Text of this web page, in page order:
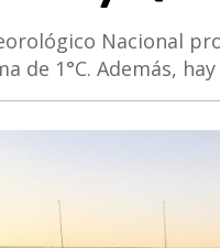
Nacional
de 1°C. Además,